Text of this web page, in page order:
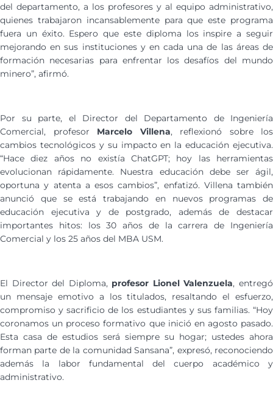
del departamento, a los profesores y al equipo administrativo,
quienes trabajaron incansablemente para que este programa
fuera un éxito. Espero que este diploma los inspire a seguir
mejorando en sus instituciones y en cada una de las áreas de
formación necesarias para enfrentar los desafíos del mundo
minero”, afirmó.
Por su parte, el Director del Departamento de Ingeniería
Comercial, profesor Marcelo Villena, reflexionó sobre los
cambios tecnológicos y su impacto en la educación ejecutiva.
“Hace diez años no existía ChatGPT; hoy las herramientas
evolucionan rápidamente. Nuestra educación debe ser ágil,
oportuna y atenta a esos cambios”, enfatizó. Villena también
anunció que se está trabajando en nuevos programas de
educación ejecutiva y de postgrado, además de destacar
importantes hitos: los 30 años de la carrera de Ingeniería
Comercial y los 25 años del MBA USM.
El Director del Diploma, profesor Lionel Valenzuela, entregó
un mensaje emotivo a los titulados, resaltando el esfuerzo,
compromiso y sacrificio de los estudiantes y sus familias. “Hoy
coronamos un proceso formativo que inició en agosto pasado.
Esta casa de estudios será siempre su hogar; ustedes ahora
forman parte de la comunidad Sansana”, expresó, reconociendo
además la labor fundamental del cuerpo académico y
administrativo.